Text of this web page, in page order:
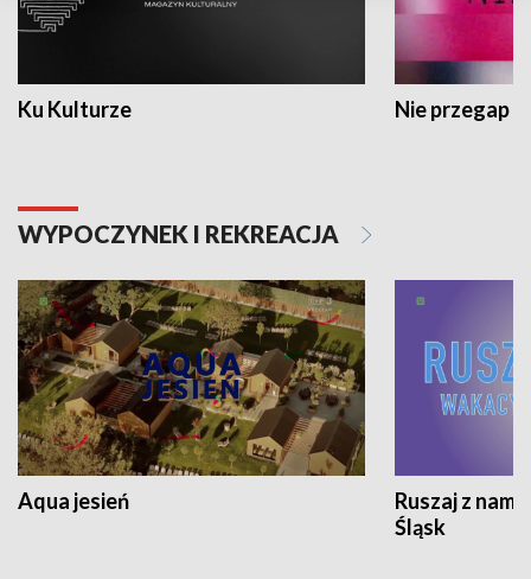
Ku Kulturze Nie przegap
WYPOCZYNEK I REKREACJA
Aqua jesień
Ruszaj z
Śląsk